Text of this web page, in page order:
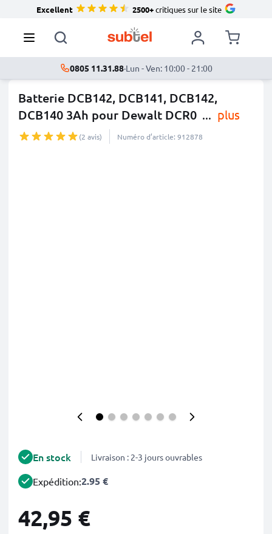
Excellent 2500+critiques sur le site
0805 11.31.88·Lun - Ven: 10:00 - 21:00
Batterie DCB142, DCB141, DCB142,
DCB140 3Ah pour Dewalt DCR0 ... plus
(2 avis) Numéro d’article: 912878
En stock Livraison : 2-3 jours ouvrables
Expédition:2.95 €
42,95 €